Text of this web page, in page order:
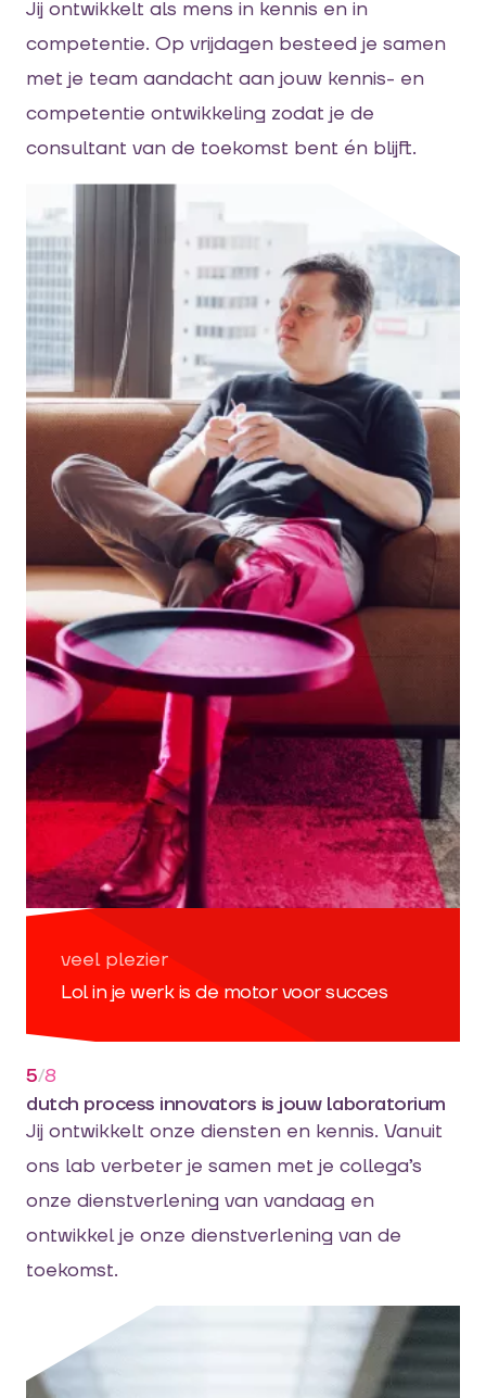
Jij ontwikkelt als mens in kennis en in
competentie. Op vrijdagen besteed je samen
met je team aandacht aan jouw kennis- en
competentie ontwikkeling zodat je de
consultant van de toekomst bent én blijft.
veel plezier
Lol in je werk is de motor voor succes
5/8
dutch process innovators is jouw laboratorium
Jij ontwikkelt onze diensten en kennis. Vanuit
ons lab verbeter je samen met je collega’s
onze dienstverlening van vandaag en
ontwikkel je onze dienstverlening van de
toekomst.